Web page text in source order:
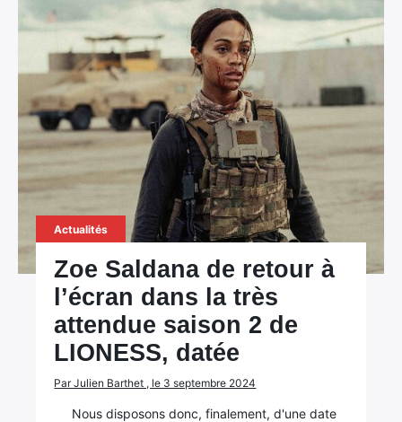
Actualités
Zoe Saldana de retour à
l’écran dans la très
attendue saison 2 de
LIONESS, datée
Par Julien Barthet , le 3 septembre 2024
Nous disposons donc, finalement, d'une date